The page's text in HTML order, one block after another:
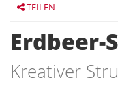
TEILEN
Erdbeer-
Kreativer